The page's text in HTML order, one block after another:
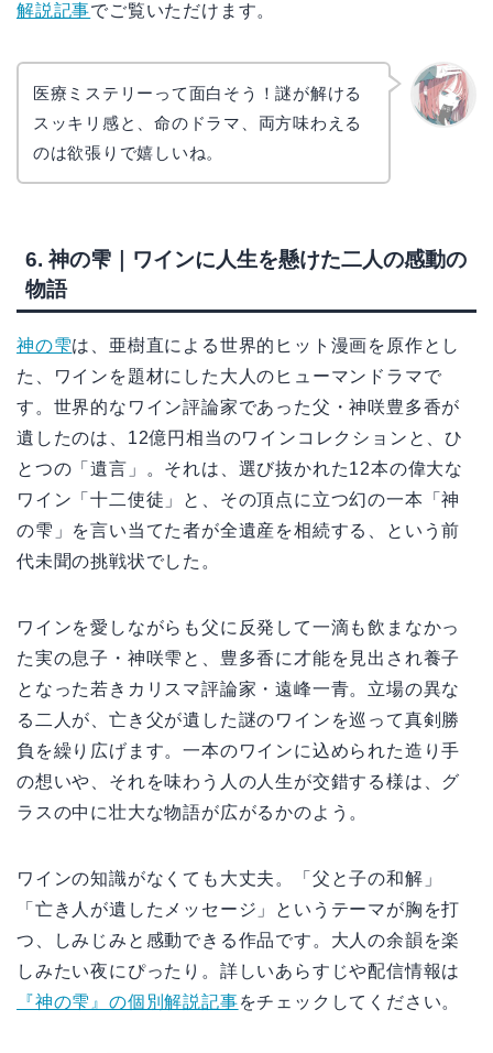
解説記事でご覧いただけます。
医療ミステリーって面白そう！謎が解ける
スッキリ感と、命のドラマ、両方味わえる
のは欲張りで嬉しいね。
6. 神の雫｜ワインに人生を懸けた二人の感動の
物語
神の雫は、亜樹直による世界的ヒット漫画を原作とし
た、ワインを題材にした大人のヒューマンドラマで
す。世界的なワイン評論家であった父・神咲豊多香が
遺したのは、12億円相当のワインコレクションと、ひ
とつの「遺言」。それは、選び抜かれた12本の偉大な
ワイン「十二使徒」と、その頂点に立つ幻の一本「神
の雫」を言い当てた者が全遺産を相続する、という前
代未聞の挑戦状でした。
ワインを愛しながらも父に反発して一滴も飲まなかっ
た実の息子・神咲雫と、豊多香に才能を見出され養子
となった若きカリスマ評論家・遠峰一青。立場の異な
る二人が、亡き父が遺した謎のワインを巡って真剣勝
負を繰り広げます。一本のワインに込められた造り手
の想いや、それを味わう人の人生が交錯する様は、グ
ラスの中に壮大な物語が広がるかのよう。
ワインの知識がなくても大丈夫。「父と子の和解」
「亡き人が遺したメッセージ」というテーマが胸を打
つ、しみじみと感動できる作品です。大人の余韻を楽
しみたい夜にぴったり。詳しいあらすじや配信情報は
『神の雫』の個別解説記事をチェックしてください。